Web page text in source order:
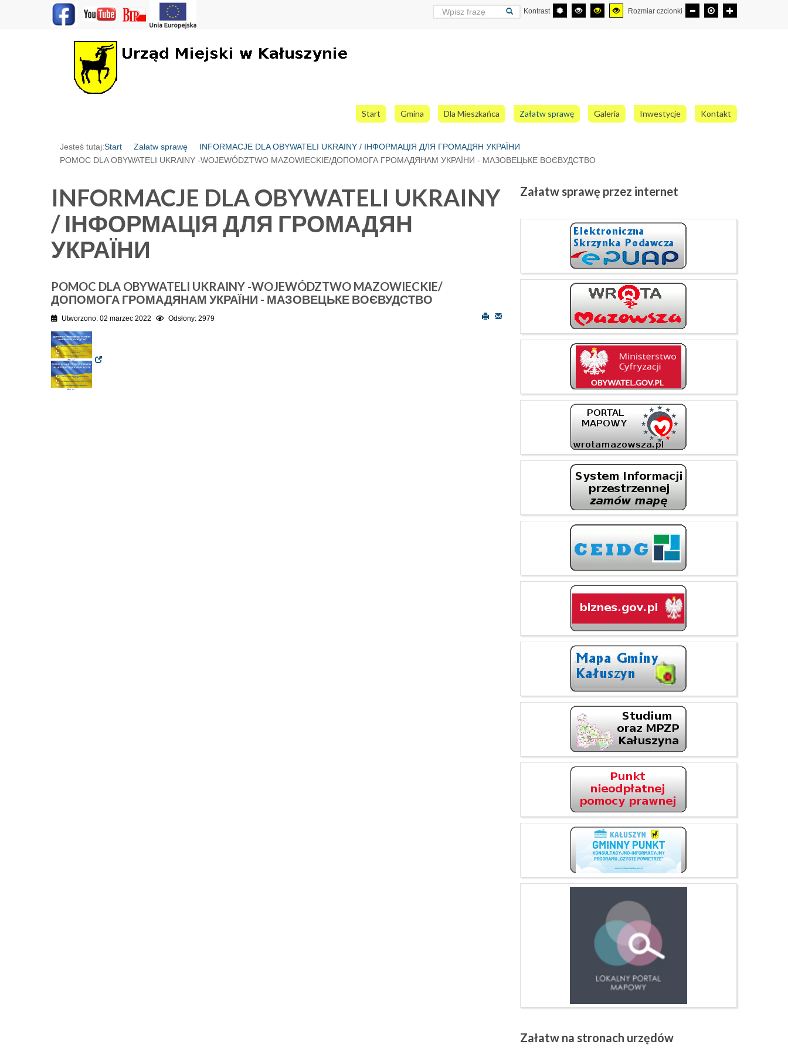
Kontrast Rozmiar czcionki
Start Gmina Dla Mieszkańca Załatw sprawę Galeria Inwestycje Kontakt
Jesteś tutaj:Start Załatw sprawę
INFORMACJE DLA OBYWATELI UKRAINY / ІНФОРМАЦІЯ ДЛЯ ГРОМАДЯН УКРАЇНИ
POMOC DLA OBYWATELI UKRAINY -WOJEWÓDZTWO MAZOWIECKIE/ДОПОМОГА ГРОМАДЯНАМ УКРАЇНИ - МАЗОВЕЦЬКЕ ВОЄВУДСТВО
INFORMACJE DLA OBYWATELI UKRAINY
/ ІНФОРМАЦІЯ ДЛЯ ГРОМАДЯН
УКРАЇНИ
POMOC DLA OBYWATELI UKRAINY -WOJEWÓDZTWO MAZOWIECKIE/
ДОПОМОГА ГРОМАДЯНАМ УКРАЇНИ - МАЗОВЕЦЬКЕ ВОЄВУДСТВО
Utworzono: 02 marzec 2022 Odsłony: 2979
Załatw sprawę przez internet
Załatw na stronach urzędów